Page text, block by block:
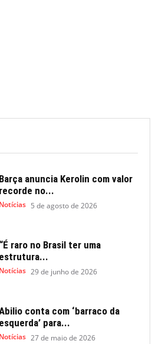
Barça anuncia Kerolin com valor
recorde no...
Notícias 5 de agosto de 2026
“É raro no Brasil ter uma
estrutura...
Notícias 29 de junho de 2026
conta com ‘barraco da
esquerda’ para...
Notícias 27 de maio de 2026